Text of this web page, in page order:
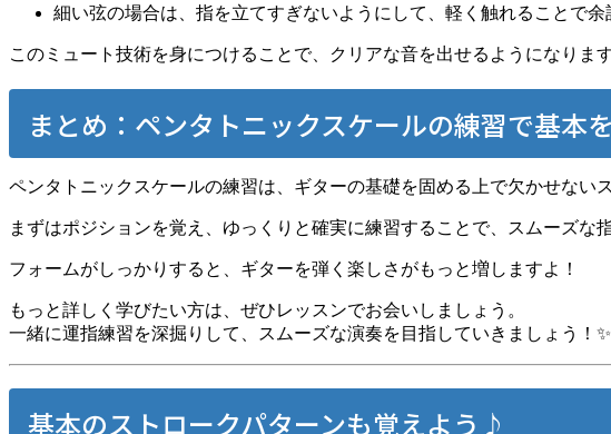
細い弦の場合は、指を立てすぎないようにして、軽く触れることで余
このミュート技術を身につけることで、クリアな音を出せるようになります
まとめ：ペンタトニックスケールの練習で基本
ペンタトニックスケールの練習は、ギターの基礎を固める上で欠かせない
まずはポジションを覚え、ゆっくりと確実に練習することで、スムーズな
フォームがしっかりすると、ギターを弾く楽しさがもっと増しますよ！
もっと詳しく学びたい方は、ぜひレッスンでお会いしましょう。
一緒に運指練習を深掘りして、スムーズな演奏を目指していきましょう！✨
基本のストロークパターンも覚えよう♪